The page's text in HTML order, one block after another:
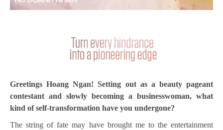
Greetings Hoang Ngan! Setting out as a beauty pageant
contestant and slowly becoming a businesswoman, what
kind of self-transformation have you undergone?
The string of fate may have brought me to the entertainment